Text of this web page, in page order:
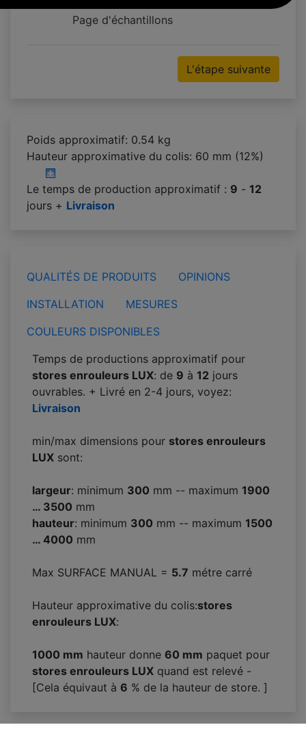
Page d'échantillons
L'étape suivante
Poids approximatif: 0.54 kg
Hauteur approximative du colis: 60 mm (12%)
Le temps de production approximatif : 9 - 12
jours + Livraison
QUALITÉS DE PRODUITS
OPINIONS
INSTALLATION
MESURES
COULEURS DISPONIBLES
Temps de productions approximatif pour
stores enrouleurs LUX: de 9 à 12 jours
ouvrables. + Livré en 2-4 jours, voyez:
Livraison
min/max dimensions pour stores enrouleurs
LUX sont:
largeur: minimum 300 mm -- maximum 1900
… 3500 mm
hauteur: minimum 300 mm -- maximum 1500
… 4000 mm
Max SURFACE MANUAL = 5.7 métre carré
Hauteur approximative du colis:stores
enrouleurs LUX:
1000 mm hauteur donne 60 mm paquet pour
stores enrouleurs LUX quand est relevé -
[Cela équivaut à 6 % de la hauteur de store. ]